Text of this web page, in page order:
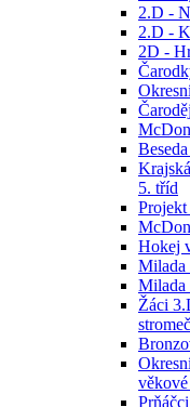
2.D -
2.D -
2D -
5. tříd
Projekt
Hokej
Milada
Milada
Žáci